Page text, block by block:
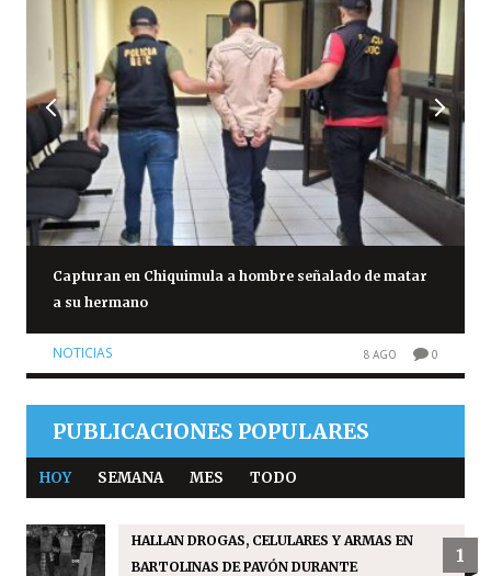
Capturan en Chiquimula a hombre señalado de matar
a su hermano
NOTICIAS 8 AGO 0
PUBLICACIONES POPULARES
HOY SEMANA MES TODO
HALLAN DROGAS, CELULARES Y ARMAS EN
BARTOLINAS DE PAVÓN DURANTE
1